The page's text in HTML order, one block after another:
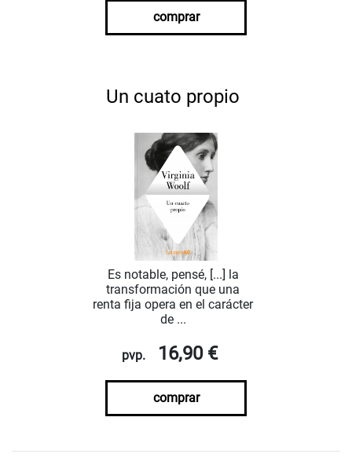
comprar
Un cuato propio
Es notable, pensé, [...] la
transformación que una
renta fija opera en el carácter
de ...
pvp. 16,90 €
comprar